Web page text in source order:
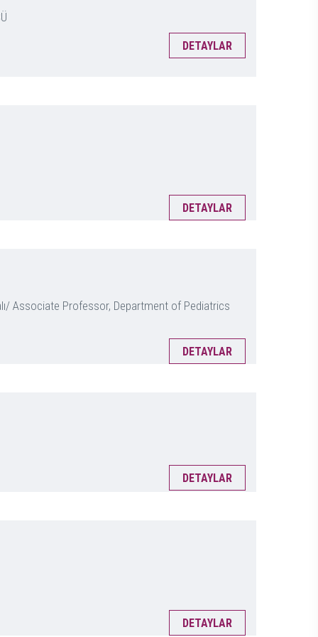
DETAYLAR
DETAYLAR
Associate Professor, Department of Pediatrics
DETAYLAR
DETAYLAR
DETAYLAR